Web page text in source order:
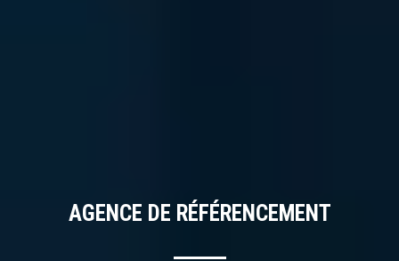
AGENCE DE RÉFÉRENCEMENT